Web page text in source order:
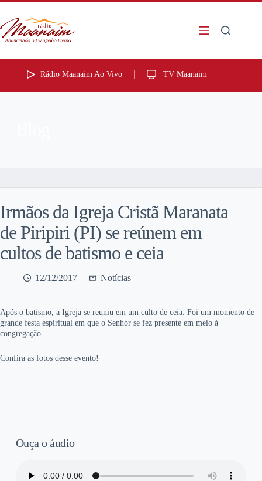
Rádio Maanaim Ao Vivo TV Maanaim
Irmãos da Igreja Cristã Maranata
de Piripiri (PI) se reúnem em
cultos de batismo e ceia
12/12/2017 Notícias
Após o batismo, a Igreja se reuniu em um culto de ceia. Foi um momento de
grande festa espiritual em que o Senhor se fez presente em meio à
congregação.
Confira as fotos desse evento!
Ouça o áudio